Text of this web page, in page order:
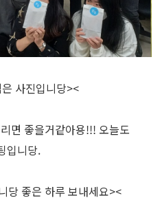
사진입니당><
면 좋을거같아용!!! 오늘도
입니당.
당 좋은 하루 보내세요><